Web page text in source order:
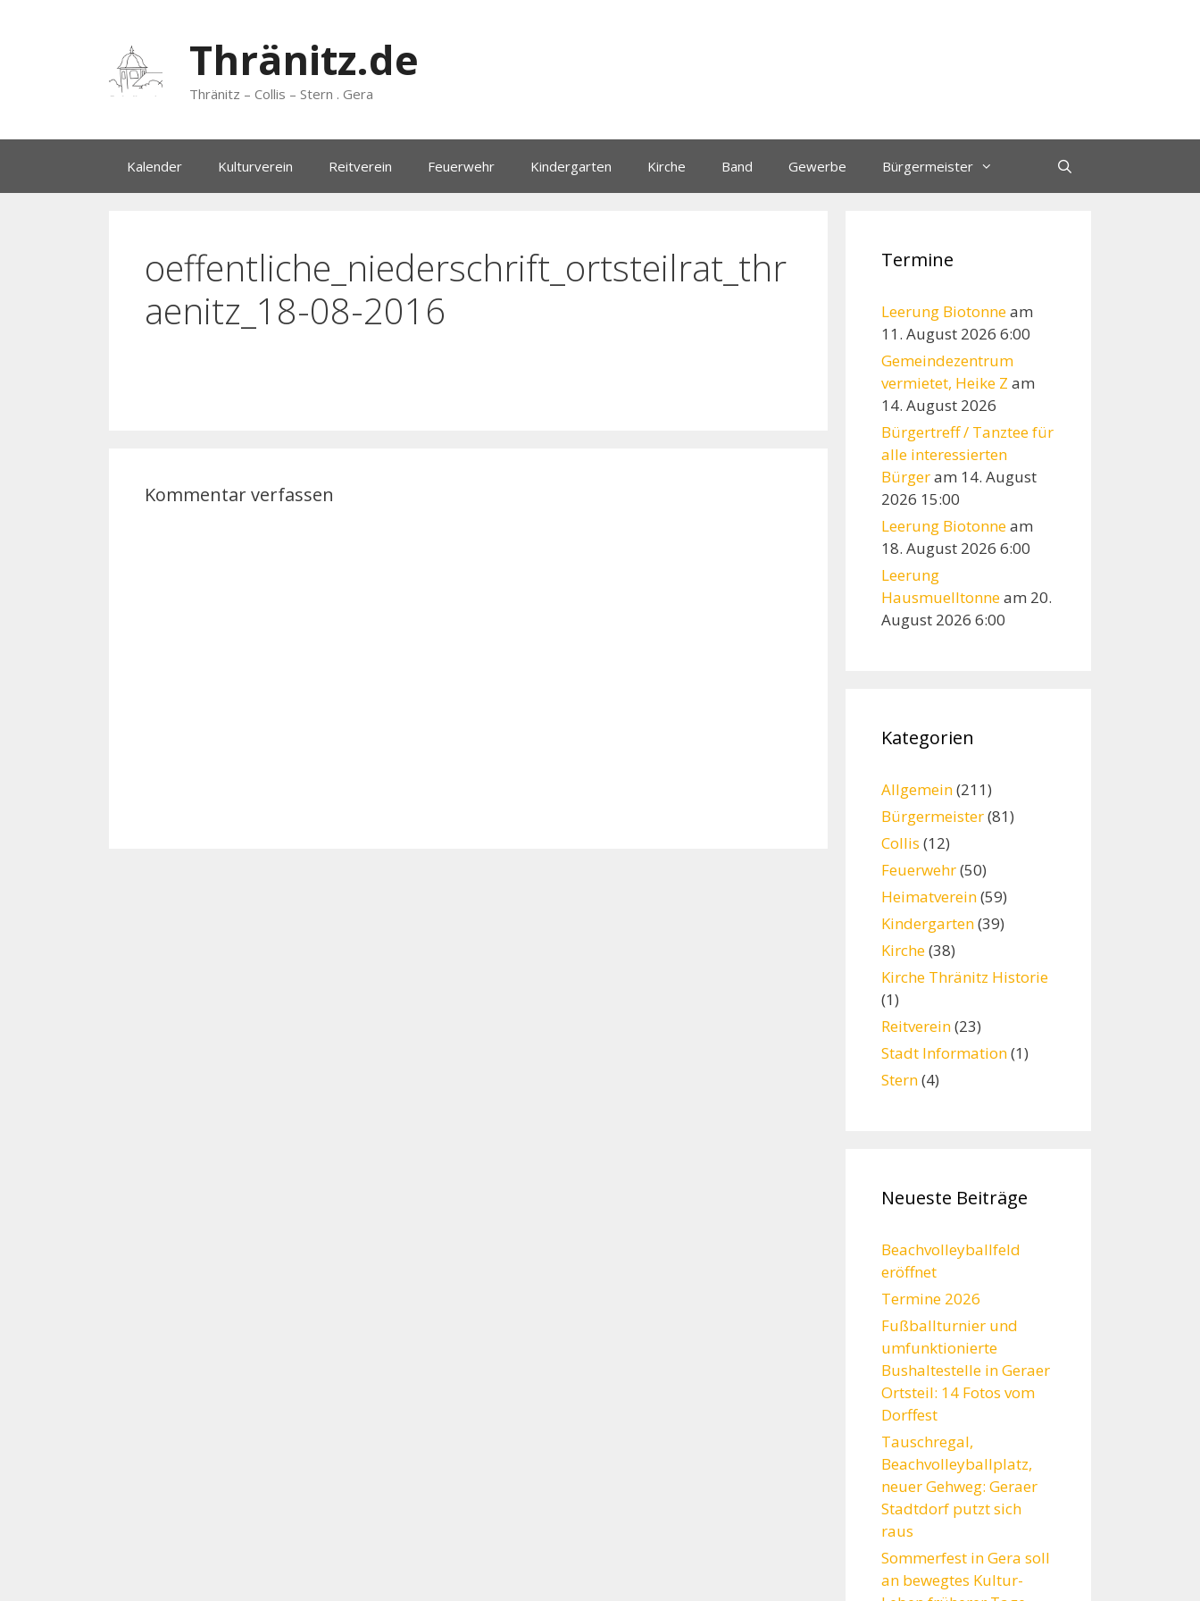
Thränitz.de
Thränitz – Collis – Stern . Gera
Kalender Kulturverein Reitverein Feuerwehr Kindergarten Kirche Band Gewerbe Bürgermeister
oeffentliche_niederschrift_ortsteilrat_thr
aenitz_18-08-2016
Kommentar verfassen
Termine
Leerung Biotonneam
11. August 2026 6:00
Gemeindezentrum
vermietet, Heike Z am
14. August 2026
Bürgertreff / Tanztee für
alle interessierten
Bürgeram 14. August
2026 15:00
Leerung Biotonneam
18. August 2026 6:00
Leerung
Hausmuelltonneam 20.
August 2026 6:00
Kategorien
Allgemein(211)
Bürgermeister(81)
Collis (12)
Feuerwehr(50)
Heimatverein(59)
Kindergarten(39)
Kirche(38)
Kirche Thränitz Historie
(1)
Reitverein(23)
Stadt Information(1)
Stern(4)
Neueste Beiträge
Beachvolleyballfeld
eröffnet
Termine 2026
Fußballturnier und
umfunktionierte
Bushaltestelle in Geraer
Ortsteil: 14 Fotos vom
Dorffest
Tauschregal,
Beachvolleyballplatz,
neuer Gehweg: Geraer
Stadtdorf putzt sich
raus
Sommerfest in Gera soll
an bewegtes Kultur-